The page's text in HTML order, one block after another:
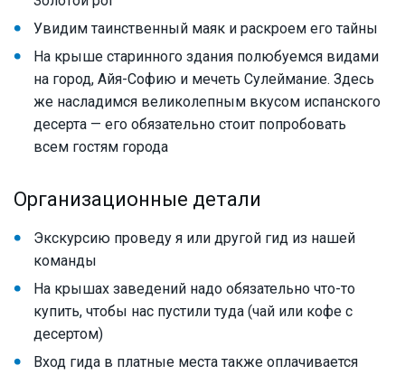
Увидим таинственный маяк и раскроем его тайны
На крыше старинного здания полюбуемся видами
на город, Айя-Софию и мечеть Сулеймание. Здесь
же насладимся великолепным вкусом испанского
десерта — его обязательно стоит попробовать
всем гостям города
Организационные детали
Экскурсию проведу я или другой гид из нашей
команды
На крышах заведений надо обязательно что-то
купить, чтобы нас пустили туда (чай или кофе с
десертом)
Вход гида в платные места также оплачивается